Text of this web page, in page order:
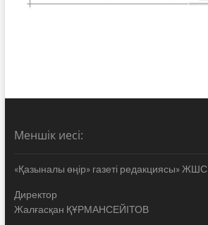
Меншік иесі:
«Қазыналы өңір» газеті редакциясы» ЖШС
Директор
Жалғасқан ҚҰРМАНСЕЙІТОВ